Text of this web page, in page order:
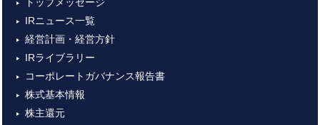
トップメッセージ
IRニュース一覧
経営計画・経営方針
IRライブラリー
コーポレートガバナンス報告書
株式基本情報
株主還元